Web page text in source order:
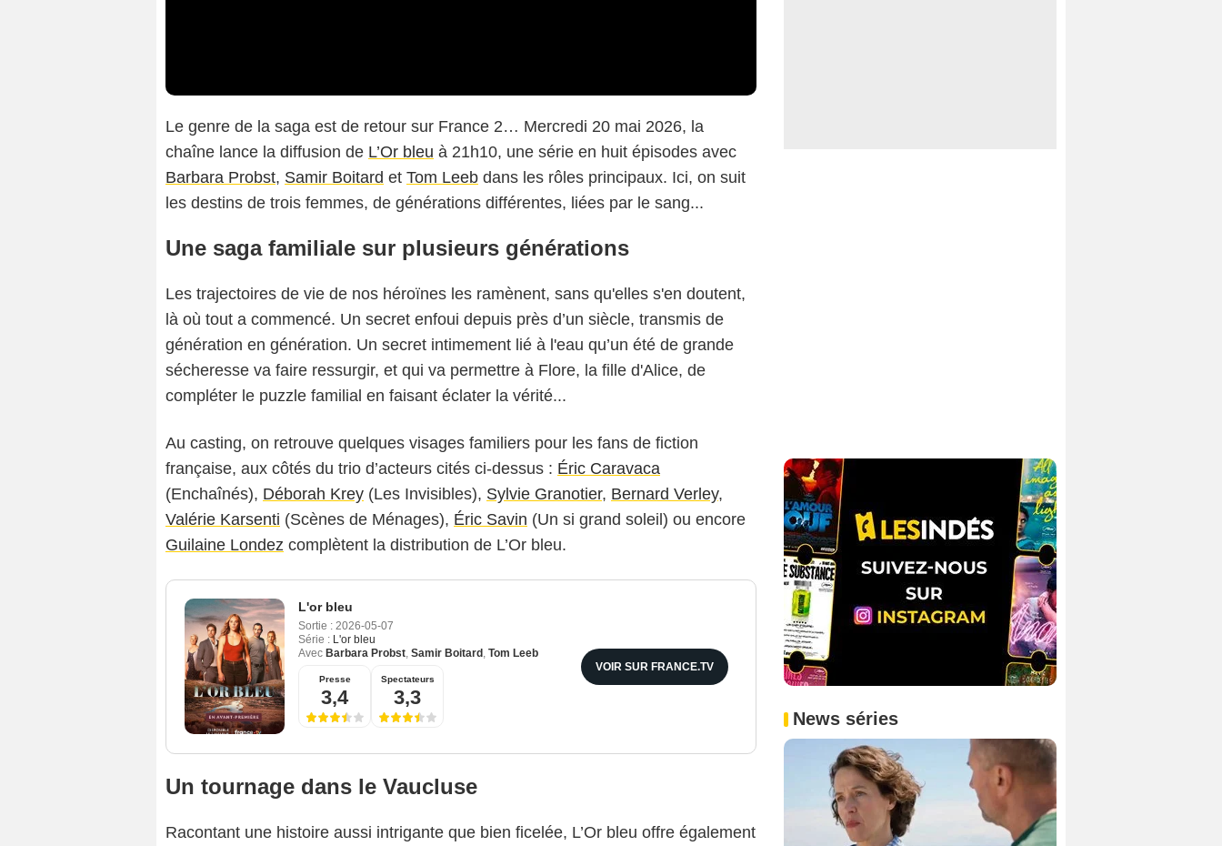
Le genre de la saga est de retour sur France 2… Mercredi 20 mai 2026, la
chaîne lance la diffusion de L’Or bleu à 21h10, une série en huit épisodes avec
Barbara Probst, Samir Boitard et Tom Leeb dans les rôles principaux. Ici, on suit
les destins de trois femmes, de générations différentes, liées par le sang...
Une saga familiale sur plusieurs générations
Les trajectoires de vie de nos héroïnes les ramènent, sans qu'elles s'en doutent,
là où tout a commencé. Un secret enfoui depuis près d’un siècle, transmis de
génération en génération. Un secret intimement lié à l'eau qu’un été de grande
sécheresse va faire ressurgir, et qui va permettre à Flore, la fille d'Alice, de
compléter le puzzle familial en faisant éclater la vérité...
Au casting, on retrouve quelques visages familiers pour les fans de fiction
française, aux côtés du trio d’acteurs cités ci-dessus : Éric Caravaca
(Enchaînés), Déborah Krey (Les Invisibles), Sylvie Granotier, Bernard Verley,
Valérie Karsenti (Scènes de Ménages), Éric Savin (Un si grand soleil) ou encore
Guilaine Londez complètent la distribution de L’Or bleu.
L'or bleu
Sortie : 2026-05-07
Série : L'or bleu
Avec Barbara Probst, Samir Boitard , Tom Leeb
Presse
3,4
Spectateurs
3,3
VOIR SUR FRANCE.TV
Un tournage dans le Vaucluse
Racontant une histoire aussi intrigante que bien ficelée, L’Or bleu offre également
News séries